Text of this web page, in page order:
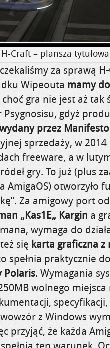
H-Craft – plansza
za sprawą
Wipeouta mamy
choć gra nie jest aż tak
Psygnosisu, gdyż
przez
sprzedaży, w 2014
freeware, a w
gry. To już (plus
AmigaOS) otworzyło
Za amigowy port
„Kas1E„ Kargin a
wymaga do
się karta graficzna
spełnia praktycznie
Polaris. Wymagania
wolnego
z Windows
przyjąć, że każda
ten warunek.